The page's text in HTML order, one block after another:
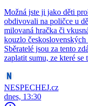
Možná jste ji jako děti
obdivovali na poličce u
milovaná hračka či
kouzlo
Sběratelé jsou za tento
zaplatit sumu, ze které se
NESPECHEJ.cz
dnes, 13:30